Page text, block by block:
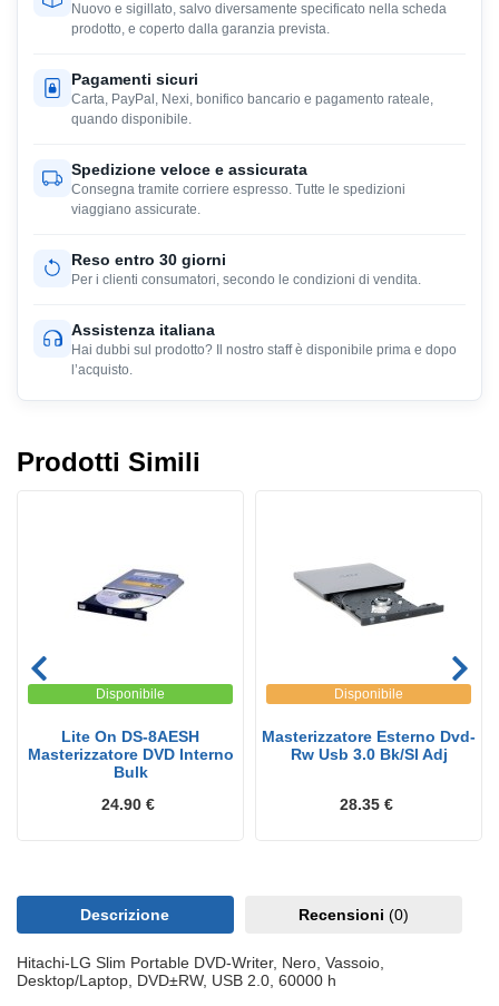
Nuovo e sigillato, salvo diversamente specificato nella scheda
prodotto, e coperto dalla garanzia prevista.
Pagamenti sicuri
Carta, PayPal, Nexi, bonifico bancario e pagamento rateale,
quando disponibile.
Spedizione veloce e assicurata
Consegna tramite corriere espresso. Tutte le spedizioni
viaggiano assicurate.
Reso entro 30 giorni
Per i clienti consumatori, secondo le condizioni di vendita.
Assistenza italiana
Hai dubbi sul prodotto? Il nostro staff è disponibile prima e dopo
l’acquisto.
Prodotti Simili
Disponibile
Lite On DS-8AESH
Masterizzatore DVD Interno
Bulk
24.90 €
Disponibile
Masterizzatore Esterno Dvd-
Rw Usb 3.0 Bk/Sl Adj
28.35 €
Descrizione Recensioni (0)
Hitachi-LG Slim Portable DVD-Writer, Nero, Vassoio,
Desktop/Laptop, DVD±RW, USB 2.0, 60000 h